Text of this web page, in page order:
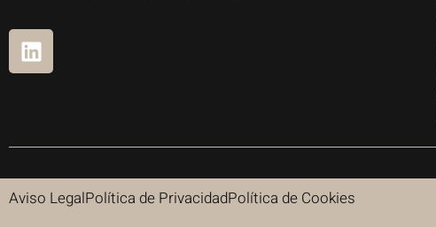
Aviso LegalPolítica de PrivacidadPolítica de Cookies